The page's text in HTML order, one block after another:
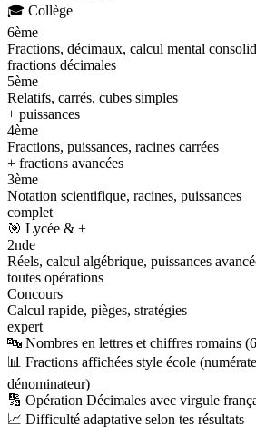
🎓 Collège
6ème
Fractions, décimaux, calcul mental
fractions décimales
5ème
Relatifs, carrés, cubes simples
+ puissances
4ème
Fractions, puissances, racines carrées
+ fractions avancées
3ème
Notation scientifique, racines, puissances
complet
🎯 Lycée & +
2nde
Réels, calcul algébrique, puissances
toutes opérations
Concours
Calcul rapide, pièges, stratégies
expert
🔤 Nombres en lettres et chiffres romains
📊 Fractions affichées style école
dénominateur)
🔢 Opération Décimales avec virgule
📈 Difficulté adaptative selon tes résultats